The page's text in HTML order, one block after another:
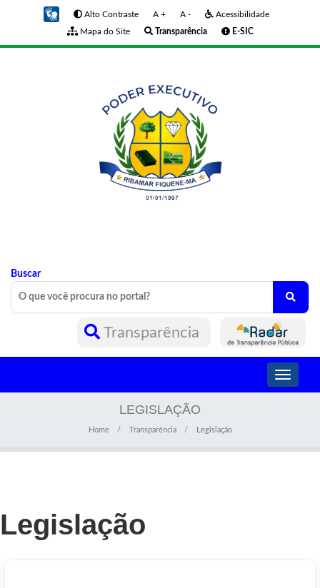
Alto Contraste A + A -
Acessibilidade
Mapa do Site
Transparência E-SIC
Buscar
Transparência
Toggle
LEGISLAÇÃO
Home Transparência Legislação
Legislação